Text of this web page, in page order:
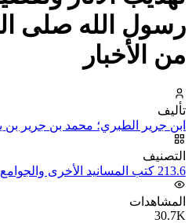
رسول الله صلى
من الأخبار
تأليف
ابن جرير الطبري؛ محمد بن جرير بن
التصنيف
213.6 كتب المسانيد الأخرى والجوامع
المشاهدات
30.7K